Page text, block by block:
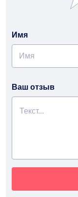
Имя
Ваш отзыв